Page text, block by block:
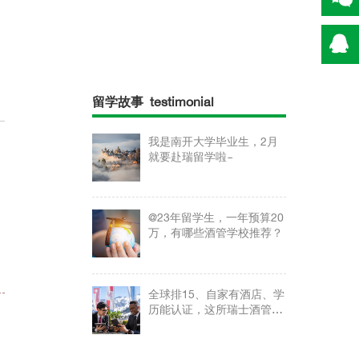
留学故事 testimonial
我是南开大学毕业生，2月
就要赴瑞留学啦~
@23年留学生，一年预算20
万，有哪些酒管学校推荐？
全球排15、自家有酒店、学
历能认证，这所瑞士酒管学